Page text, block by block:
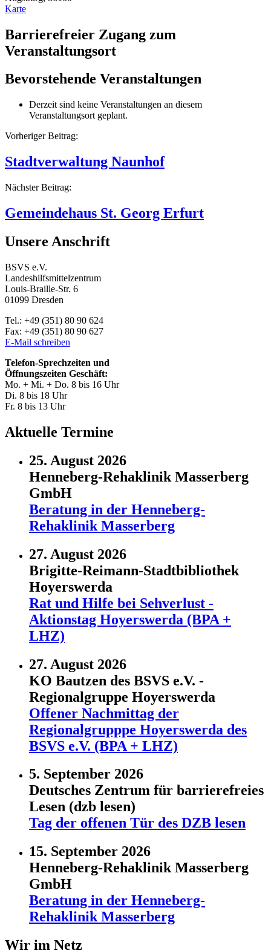
KarteAmbulanter
Rehabilitationsdienst
Augsburg
Barrierefreier Zugang zum
Veranstaltungsort
Bevorstehende Veranstaltungen
Derzeit sind keine Veranstaltungen an diesem
Veranstaltungsort geplant.
Beitragsnavigation
Vorheriger Beitrag:
Stadtverwaltung Naunhof
Nächster Beitrag:
Gemeindehaus St. Georg Erfurt
Unsere Anschrift
BSVS e.V.
Landeshilfsmittelzentrum
Louis-Braille-Str. 6
01099 Dresden
Tel.: +49 (351) 80 90 624
Fax: +49 (351) 80 90 627
E-Mail schreiben
Telefon-Sprechzeiten und
Öffnungszeiten Geschäft:
Mo. + Mi. + Do. 8 bis 16 Uhr
Di. 8 bis 18 Uhr
Fr. 8 bis 13 Uhr
Aktuelle Termine
25. August 2026
Henneberg-Rehaklinik Masserberg
GmbH
Beratung in der Henneberg-
Rehaklinik Masserberg
27. August 2026
Brigitte-Reimann-Stadtbibliothek
Hoyerswerda
Rat und Hilfe bei Sehverlust -
Aktionstag Hoyerswerda (BPA +
LHZ)
27. August 2026
KO Bautzen des BSVS e.V. -
Regionalgruppe Hoyerswerda
Offener Nachmittag der
Regionalgrupppe Hoyerswerda des
BSVS e.V. (BPA + LHZ)
5. September 2026
Deutsches Zentrum für barrierefreies
Lesen (dzb lesen)
Tag der offenen Tür des DZB lesen
15. September 2026
Henneberg-Rehaklinik Masserberg
GmbH
Beratung in der Henneberg-
Rehaklinik Masserberg
Wir im Netz